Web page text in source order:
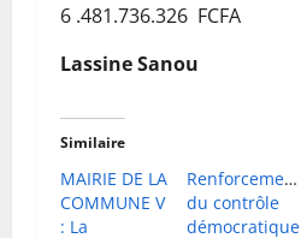
6 .481.736.326 FCFA
Lassine Sanou
Similaire
MAIRIE DE LA
COMMUNE V
: La
Renforcement
du contrôle
démocratique